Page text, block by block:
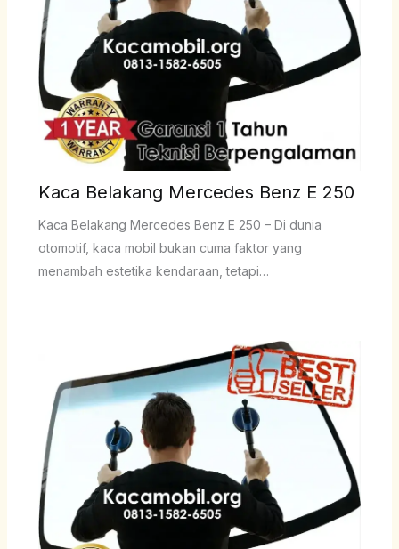
Kaca Belakang Mercedes Benz E 250
Kaca Belakang Mercedes Benz E 250 – Di dunia
otomotif, kaca mobil bukan cuma faktor yang
menambah estetika kendaraan, tetapi…